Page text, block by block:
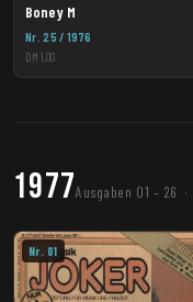
Boney M
Nr. 25 / 1976
DM 1,00
1977Ausgaben 01 – 26
Nr. 01